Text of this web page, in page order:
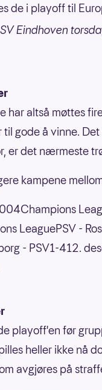
de i playoff til
Eindhoven
har altså møttes
til gode å vinne.
er det nærmeste
kampene
LeaguePSV -
- PSV1-412.
playoff'en før
heller ikke nå
avgjøres på